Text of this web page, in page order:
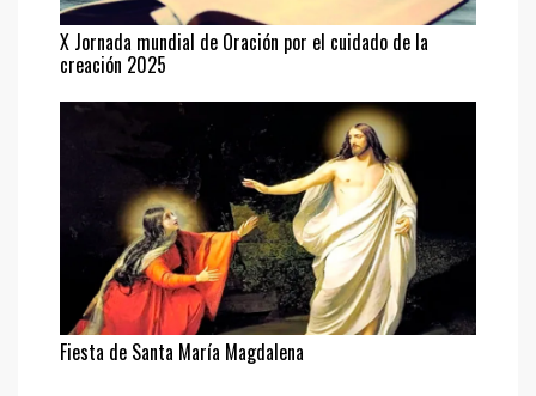
X Jornada mundial de Oración por el cuidado de la
creación 2025
Fiesta de Santa María Magdalena